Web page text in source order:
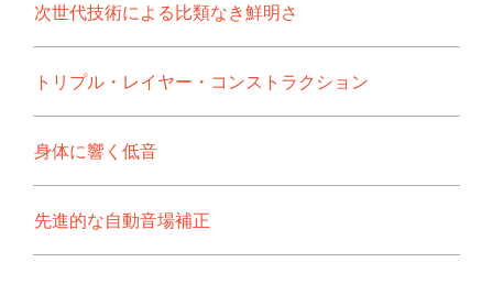
次世代技術による比類なき鮮明さ
トリプル・レイヤー・コンストラクション
身体に響く低音
先進的な自動音場補正